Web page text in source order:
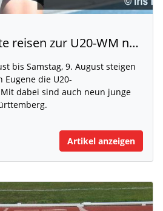
Neun BW-Talente reisen zur U20-WM nach Eugene
bis Samstag, 9. August steigen
Eugene die U20-
dabei sind auch neun junge
Artikel anzeigen